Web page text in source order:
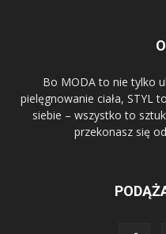
Bo MODA to nie tylko
pielęgnowanie ciała, STYL
siebie – wszystko to
przekonasz się